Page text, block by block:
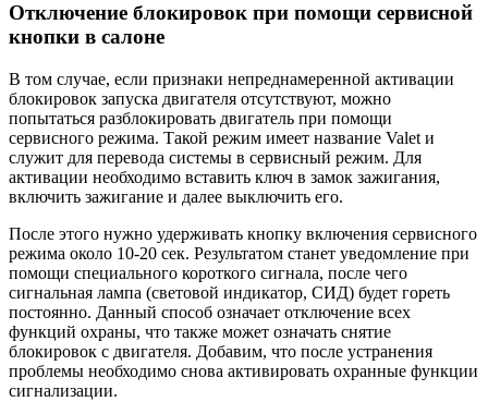
Отключение блокировок при помощи сервисной
кнопки в салоне
В том случае, если признаки непреднамеренной активации
блокировок запуска двигателя отсутствуют, можно
попытаться разблокировать двигатель при помощи
сервисного режима. Такой режим имеет название Valet и
служит для перевода системы в сервисный режим. Для
активации необходимо вставить ключ в замок зажигания,
включить зажигание и далее выключить его.
После этого нужно удерживать кнопку включения сервисного
режима около 10-20 сек. Результатом станет уведомление при
помощи специального короткого сигнала, после чего
сигнальная лампа (световой индикатор, СИД) будет гореть
постоянно. Данный способ означает отключение всех
функций охраны, что также может означать снятие
блокировок с двигателя. Добавим, что после устранения
проблемы необходимо снова активировать охранные функции
сигнализации.